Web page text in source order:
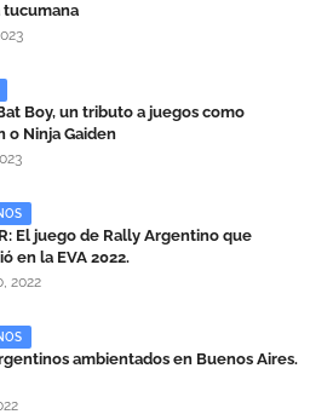
tucumana
Boy, un tributo a juegos como
o Ninja Gaiden
El juego de Rally Argentino que
en la EVA 2022.
2022
ambientados en Buenos Aires.